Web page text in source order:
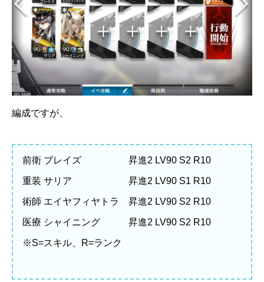
編成ですが、
前衛 ブレイズ 昇進2 LV90 S2 R10
重装 サリア 昇進2 LV90 S1 R10
術師 エイヤフィヤトラ 昇進2 LV90 S2 R10
医療 シャイニング 昇進2 LV90 S2 R10
※S=スキル、R=ランク